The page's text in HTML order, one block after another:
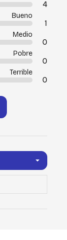
4
Bueno
1
Medio
0
Pobre
0
Terrible
0